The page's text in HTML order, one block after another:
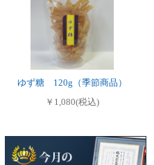
ゆず糖 120g（季節商品）
￥1,080(税込)